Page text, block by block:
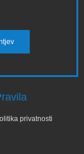
privatnosti